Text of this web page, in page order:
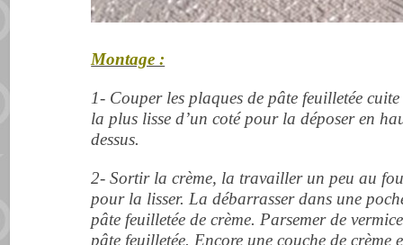
Montage :
1- Couper les plaques de pâte feuilletée
la plus lisse d’un coté pour la déposer en
dessus.
2- Sortir la crème, la travailler un peu au
pour la lisser. La débarrasser dans une
pâte feuilletée de crème. Parsemer de
pâte feuilletée. Encore une couche de crème